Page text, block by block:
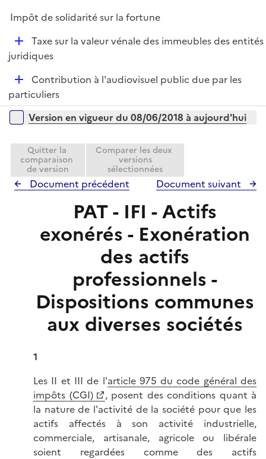
e
l
i
e
r
p
l
e
r
Impôt de solidarité sur la fortune
D
é
i
e
r
Taxe sur la valeur vénale des immeubles des entités
juridiques
D
é
p
e
r
Contribution à l'audiovisuel public due par les
particuliers
Versions sur la période
Version en vigueur du 08/06/2018 à aujourd'hui
Quitter la
comparaison
de version
Comparer les deux
versions
sélectionnées
Document précédent Document suivant
PAT - IFI - Actifs
exonérés - Exonération
des actifs
professionnels -
Dispositions communes
aux diverses sociétés
1
Les II et III de l'article 975 du code général des
impôts (CGI)
, posent des conditions quant à
la nature de l'activité de la société pour que les
actifs affectés à son activité industrielle,
commerciale, artisanale, agricole ou libérale
soient regardées comme des actifs